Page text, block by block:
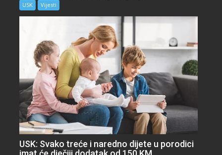
USK Vijesti
USK: Svako treće i naredno dijete u porodici